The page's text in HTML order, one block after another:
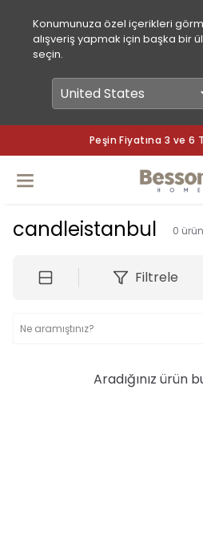
Konumunuza özel içerikleri
alışveriş yapmak için başka bir
seçin.
Peşin Fiyatına 3 ve 6
candleistanbul 0 ürün
Filtrele
Aradığınız ürün